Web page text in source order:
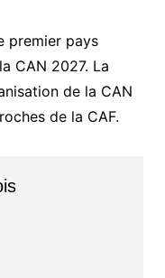
premier pays
CAN 2027. La
de la CAN
de la CAF.